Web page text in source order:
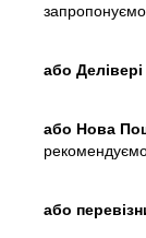
запропонуємо
або Делівері
або Нова
або